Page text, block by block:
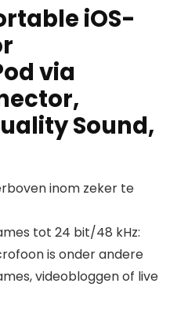
iOS-
via
Sound,
inom zeker te
tot 24 bit/48 kHz:
is onder andere
videobloggen of live